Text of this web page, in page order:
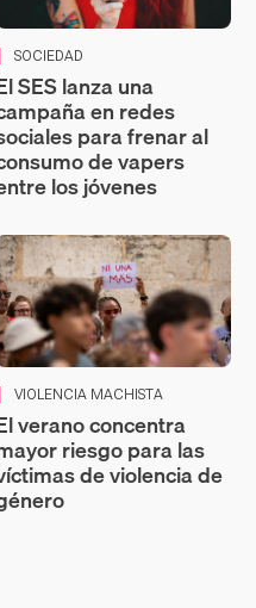
SOCIEDAD
SES lanza una
en redes
para frenar al
de vapers
los jóvenes
VIOLENCIA MACHISTA
verano concentra
riesgo para las
de violencia de